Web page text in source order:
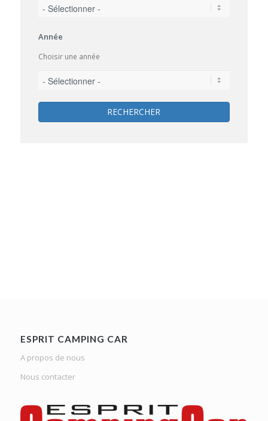
Année
Choisir une année
RECHERCHER
ESPRIT CAMPING CAR
A propos de nous
Nous contacter